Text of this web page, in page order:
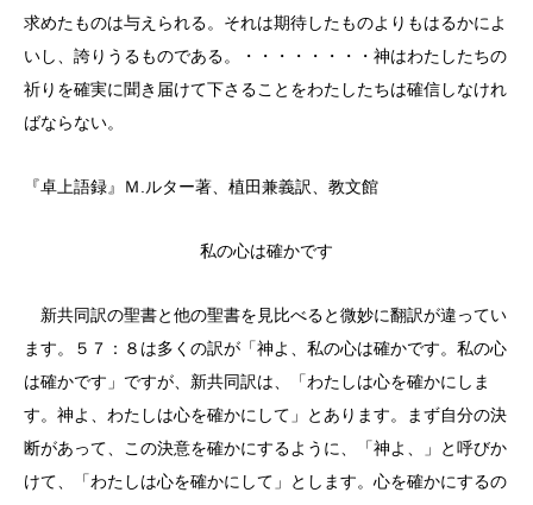
求めたものは与えられる。それは期待したものよりもはるかによ
いし、誇りうるものである。・・・・・・・・神はわたしたちの
祈りを確実に聞き届けて下さることをわたしたちは確信しなけれ
ばならない。
『卓上語録』Ｍ.ルター著、植田兼義訳、教文館
私の心は確かです
新共同訳の聖書と他の聖書を見比べると微妙に翻訳が違ってい
ます。５７：８は多くの訳が「神よ、私の心は確かです。私の心
は確かです」ですが、新共同訳は、「わたしは心を確かにしま
す。神よ、わたしは心を確かにして」とあります。まず自分の決
断があって、この決意を確かにするように、「神よ、」と呼びか
けて、「わたしは心を確かにして」とします。心を確かにするの